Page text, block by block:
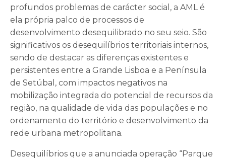
profundos problemas de carácter social, a AML é
ela própria palco de processos de
desenvolvimento desequilibrado no seu seio. São
significativos os desequilíbrios territoriais internos,
sendo de destacar as diferenças existentes e
persistentes entre a Grande Lisboa e a Península
de Setúbal, com impactos negativos na
mobilização integrada do potencial de recursos da
região, na qualidade de vida das populações e no
ordenamento do território e desenvolvimento da
rede urbana metropolitana.
Desequilíbrios que a anunciada operação “Parque